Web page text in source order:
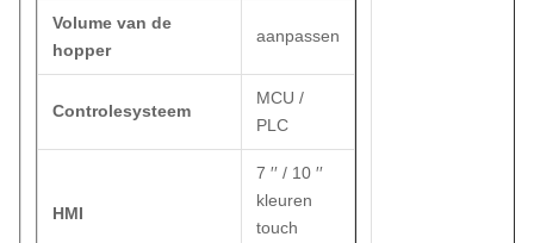
Volume van de
hopper
aanpassen
Controlesysteem
MCU /
PLC
HMI
7 ′′ / 10 ′′
kleuren
touch